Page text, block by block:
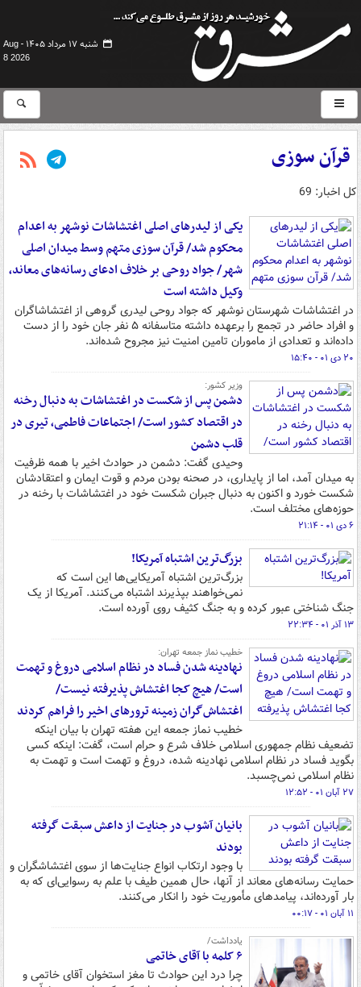
شنبه ۱۷ مرداد ۱۴۰۵ -
Aug
8 2026
قرآن سوزی
کل اخبار: 69
یکی از لیدرهای اصلی اغتشاشات نوشهر به اعدام
محکوم شد/ قرآن سوزی متهم وسط میدان اصلی
شهر/ جواد روحی بر خلاف ادعای رسانه‌های معاند،
وکیل داشته است
در اغتشاشات شهرستان نوشهر که جواد روحی لیدری گروهی از اغتشاشاگران
و افراد حاضر در تجمع را برعهده داشته متاسفانه ۵ نفر جان خود را از دست
داده‌اند و تعدادی از ماموران تامین امنیت نیز مجروح شده‌اند.
۲۰ دی ۰۱ - ۱۵:۴۰
وزیر کشور:
دشمن پس از شکست در اغتشاشات به دنبال رخنه
در اقتصاد کشور است/ اجتماعات فاطمی، تیری در
قلب دشمن
وحیدی گفت: دشمن در حوادث اخیر با همه ظرفیت
به میدان آمد، اما از پایداری، در صحنه بودن مردم و قوت ایمان و اعتقادشان
شکست خورد و اکنون به دنبال جبران شکست خود در اغتشاشات با رخنه در
حوزه‌های مختلف است.
۶ دی ۰۱ - ۲۱:۱۴
بزرگ‌ترین اشتباه آمریکا!
بزرگ‌ترین اشتباه آمریکایی‌ها این است که
نمی‌خواهند بپذیرند اشتباه می‌کنند. آمریکا از یک
جنگ شناختی عبور کرده و به جنگ کثیف روی آورده است.
۱۳ آذر ۰۱ - ۲۲:۳۴
خطیب نماز جمعه تهران:
نهادینه شدن فساد در نظام اسلامی دروغ و تهمت
است/ هیچ کجا اغتشاش پذیرفته نیست/
اغتشاش‌گران زمینه ترورهای اخیر را فراهم کردند
خطیب نماز جمعه این هفته تهران با بیان اینکه
تضعیف نظام جمهوری اسلامی خلاف شرع و حرام است، گفت: اینکه کسی
بگوید فساد در نظام اسلامی نهادینه شده، دروغ و تهمت است و تهمت به
نظام اسلامی نمی‌چسبد.
۲۷ آبان ۰۱ - ۱۲:۵۲
بانیان آشوب در جنایت از داعش سبقت گرفته
بودند
با وجود ارتکاب انواع جنایت‌ها از سوی اغتشاشگران و
حمایت رسانه‌های معاند از آنها، حال همین طیف با علم به رسوایی‌ای که به
بار آورده‌اند، پیامدهای مأموریت خود را انکار می‌کنند.
۱۱ آبان ۰۱ - ۰۰:۱۷
یادداشت/
۶ کلمه با آقای خاتمی
چرا درد این حوادث تا مغز استخوان آقای خاتمی و